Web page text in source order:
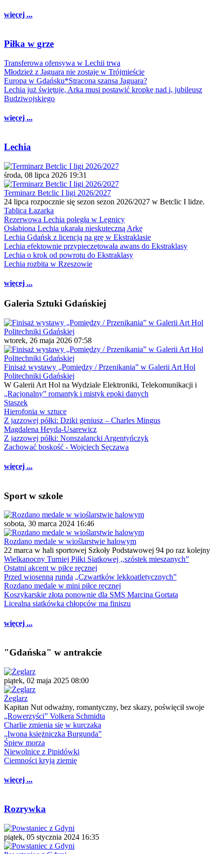
więcej ...
Piłka w grze
Transferowa ofensywa w Lechii trwa
Młodzież z Jaguara nie zostaje w Trójmieście
Europa w Gdańsku*Stracona szansa Jaguara?
Lechia już świętuje, Arka musi postawić kropkę nad i, jubileusz
Budziwojskiego
więcej ...
Lechia
środa, 08 lipca 2026 19:31
Terminarz Betclic I ligi 2026/2027
24 lipca rozpocznie się sezon sezon 2026/2027 w Betclic I lidze.
Tablica Łazarka
Rezerwowa Lechia poległa w Legnicy
Osłabiona Lechia ukarała nieskuteczną Arkę
Lechia Gdańsk z licencją na grę w Ekstraklasie
Lechia efektownie przypieczętowała awans do Ekstraklasy
Lechia o krok od powrotu do Ekstraklasy
Lechia rozbita w Rzeszowie
więcej ...
Galeria Sztuki Gdańskiej
wtorek, 26 maja 2026 07:58
Finisaż wystawy „Pomiędzy / Przenikania” w Galerii Art Hol
Politechniki Gdańskiej
W Galerii Art Hol na Wydziale Elektroniki, Telekomunikacji i
„Racjonalny” romantyk i mistyk epoki danych
Staszek
Hierofonia w sztuce
Z jazzowej półki: Dziki geniusz – Charles Mingus
Magdalena Heyda-Usarewicz
Z jazzowej półki: Nonszalancki Argentyńczyk
Zachować boskość - Wojciech Sęczawa
więcej ...
Sport w szkole
sobota, 30 marca 2024 16:46
Rozdano medale w wioślarstwie halowym
22 marca w hali sportowej Szkoły Podstawowej 94 po raz kolejny
Wielkanocny Turniej Piłki Siatkowej ,,szóstek mieszanych”
Ostatni akcent w piłce ręcznej
Przed wiosenną rundą „Czwartków lekkoatletycznych”
Rozdano medale w mini piłce ręcznej
Koszykarskie złota ponownie dla SMS Marcina Gortata
Licealna siatkówka chłopców ma finiszu
więcej ...
"Gdańska" w antrakcie
piątek, 02 maja 2025 08:00
Żeglarz
Kapitan Nut odważny, romantyczny, bez skazy, poświęcił swoje
„Rowerzyści” Volkera Schmidta
Charlie zmienia się w kurczaka
„Iwona księżniczka Burgunda”
Śpiew morza
Niewolnice z Pipidówki
Ciemności kryją ziemię
więcej ...
Rozrywka
piątek, 05 stycznia 2024 16:35